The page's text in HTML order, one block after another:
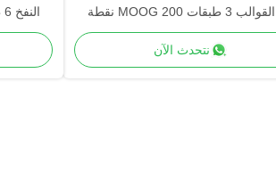
نفخ القوالب 3 طبقات MOOG 200 نقطة
تحكم
نتحدث الآن
النفخ 6 طبقات MOOG 200 نقطة التحكم